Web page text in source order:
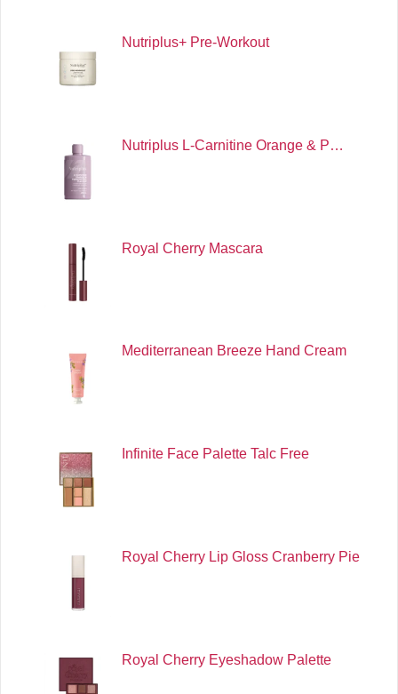
Nutriplus+ Pre-Workout
Nutriplus L-Carnitine Orange & P…
Royal Cherry Mascara
Mediterranean Breeze Hand Cream
Infinite Face Palette Talc Free
Royal Cherry Lip Gloss Cranberry Pie
Royal Cherry Eyeshadow Palette